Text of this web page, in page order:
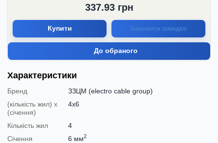
337.93грн
Купити Замовити швидко
До обраного
Характеристики
Бренд
ЗЗЦМ (electro cable group)
(кількість жил) х
(січення)
4х6
Кількість жил
4
Січення
6 мм2